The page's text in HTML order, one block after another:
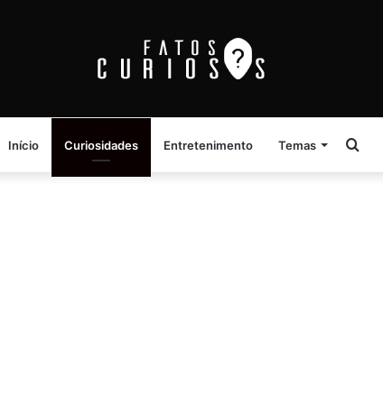
Início Curiosidades Entretenimento Temas